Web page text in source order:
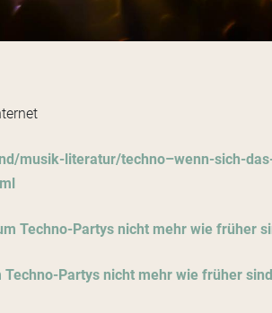
musik-literatur/techno–wenn-sich-
Partys nicht mehr wie früher sind